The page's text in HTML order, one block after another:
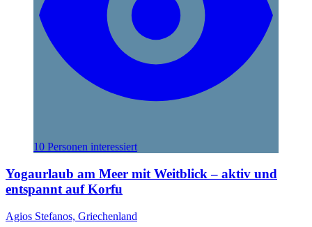
10 Personen interessiert
Yogaurlaub am Meer mit Weitblick – aktiv und
entspannt auf Korfu
Agios Stefanos, Griechenland